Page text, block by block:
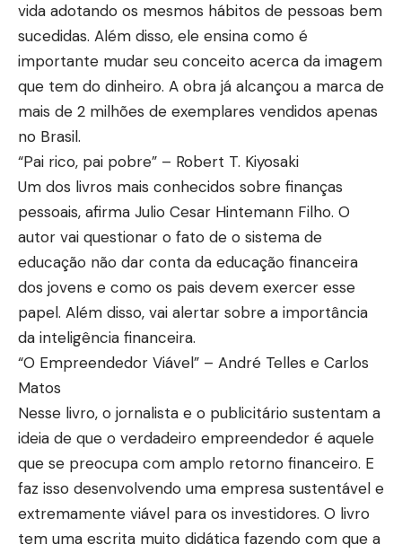
vida adotando os mesmos hábitos de pessoas bem
sucedidas. Além disso, ele ensina como é
importante mudar seu conceito acerca da imagem
que tem do dinheiro. A obra já alcançou a marca de
mais de 2 milhões de exemplares vendidos apenas
no Brasil.
“Pai rico, pai pobre” – Robert T. Kiyosaki
Um dos livros mais conhecidos sobre finanças
pessoais, afirma Julio Cesar Hintemann Filho. O
autor vai questionar o fato de o sistema de
educação não dar conta da educação financeira
dos jovens e como os pais devem exercer esse
papel. Além disso, vai alertar sobre a importância
da inteligência financeira.
“O Empreendedor Viável” – André Telles e Carlos
Matos
Nesse livro, o jornalista e o publicitário sustentam a
ideia de que o verdadeiro empreendedor é aquele
que se preocupa com amplo retorno financeiro. E
faz isso desenvolvendo uma empresa sustentável e
extremamente viável para os investidores. O livro
tem uma escrita muito didática fazendo com que a